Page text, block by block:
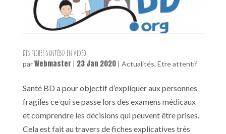
Des fiches SantéBD en vidéo
parWebmaster| 23 Jan 2020| Actualités, Etre attentif
Santé BD a pour objectif d’expliquer aux personnes
fragiles ce qui se passe lors des examens médicaux
et comprendre les décisions qui peuvent être prises.
Cela est fait au travers de fiches explicatives très